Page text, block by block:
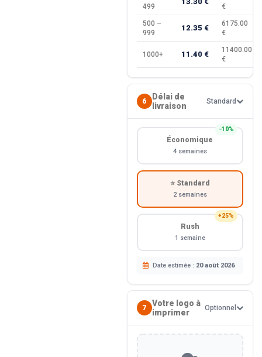
499
€
500 –
999
12.35 €
6175.00
€
1000+ 11.40 €
11400.00
€
6
Délai de
livraison
Standard
−10%
Économique
4 semaines
⭐ Standard
2 semaines
+25%
Rush
1 semaine
Date estimée : 20 août 2026
7
Votre logo à
imprimer
Optionnel